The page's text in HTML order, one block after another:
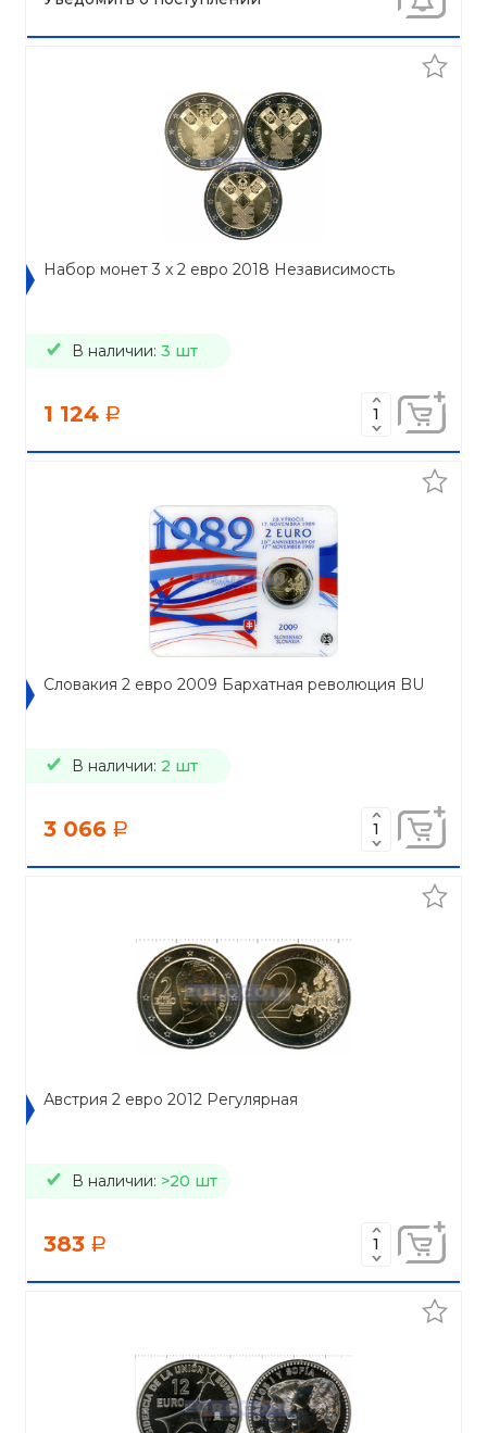
Набор монет 3 x 2 евро 2018 Независимость
В наличии: 3 шт
1 124 a
Словакия 2 евро 2009 Бархатная революция BU
В наличии: 2 шт
3 066 a
Австрия 2 евро 2012 Регулярная
В наличии: >20 шт
383 a